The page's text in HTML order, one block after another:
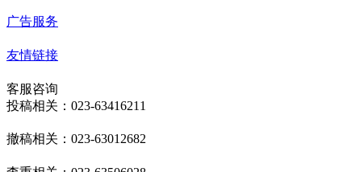
广告服务
友情链接
客服咨询
投稿相关：023-63416211
撤稿相关：023-63012682